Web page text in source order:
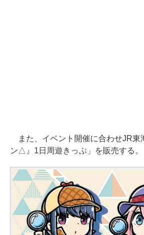
また、イベント開催に合わせJR東
ン△』1日周遊きっぷ」を販売する。